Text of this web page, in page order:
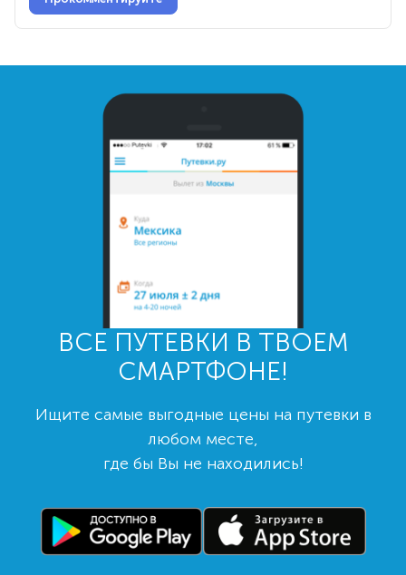
ВСЕ ПУТЕВКИ В ТВОЕМ
СМАРТФОНЕ!
Ищите самые выгодные цены на путевки в
любом месте,
где бы Вы не находились!